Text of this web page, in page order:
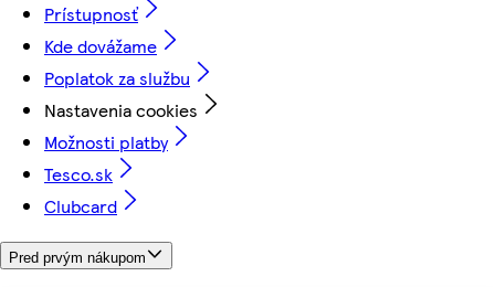
Prístupnosť
Kde dovážame
Poplatok za službu
Nastavenia cookies
Možnosti platby
Tesco.sk
Clubcard
Pred prvým nákupom